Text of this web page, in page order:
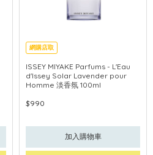
網購店取
ISSEY MIYAKE Parfums - L'Eau
d'Issey Solar Lavender pour
Homme 淡香氛 100ml
$990
加入購物車